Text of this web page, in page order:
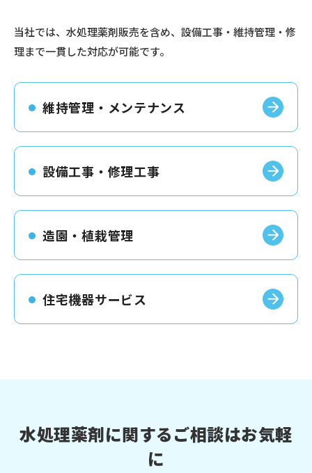
当社では、水処理薬剤販売を含め、設備工事・維持管理・修
理まで一貫した対応が可能です。
維持管理・メンテナンス
設備工事・修理工事
造園・植栽管理
住宅機器サービス
水処理薬剤に関するご相談はお気軽
に